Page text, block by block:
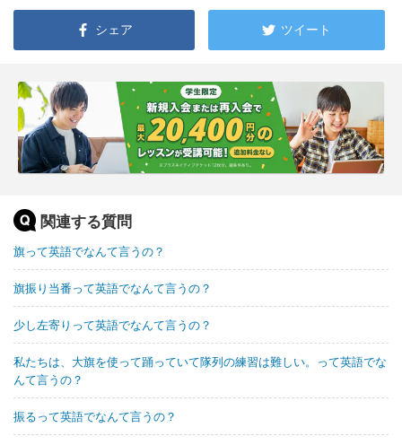
シェア ツイート
関連する質問
旗って英語でなんて言うの？
旗振り当番って英語でなんて言うの？
少し左寄りって英語でなんて言うの？
私たちは、大旗を使って踊っていて隊列の練習は難しい。って英語でな
んて言うの？
振るって英語でなんて言うの？